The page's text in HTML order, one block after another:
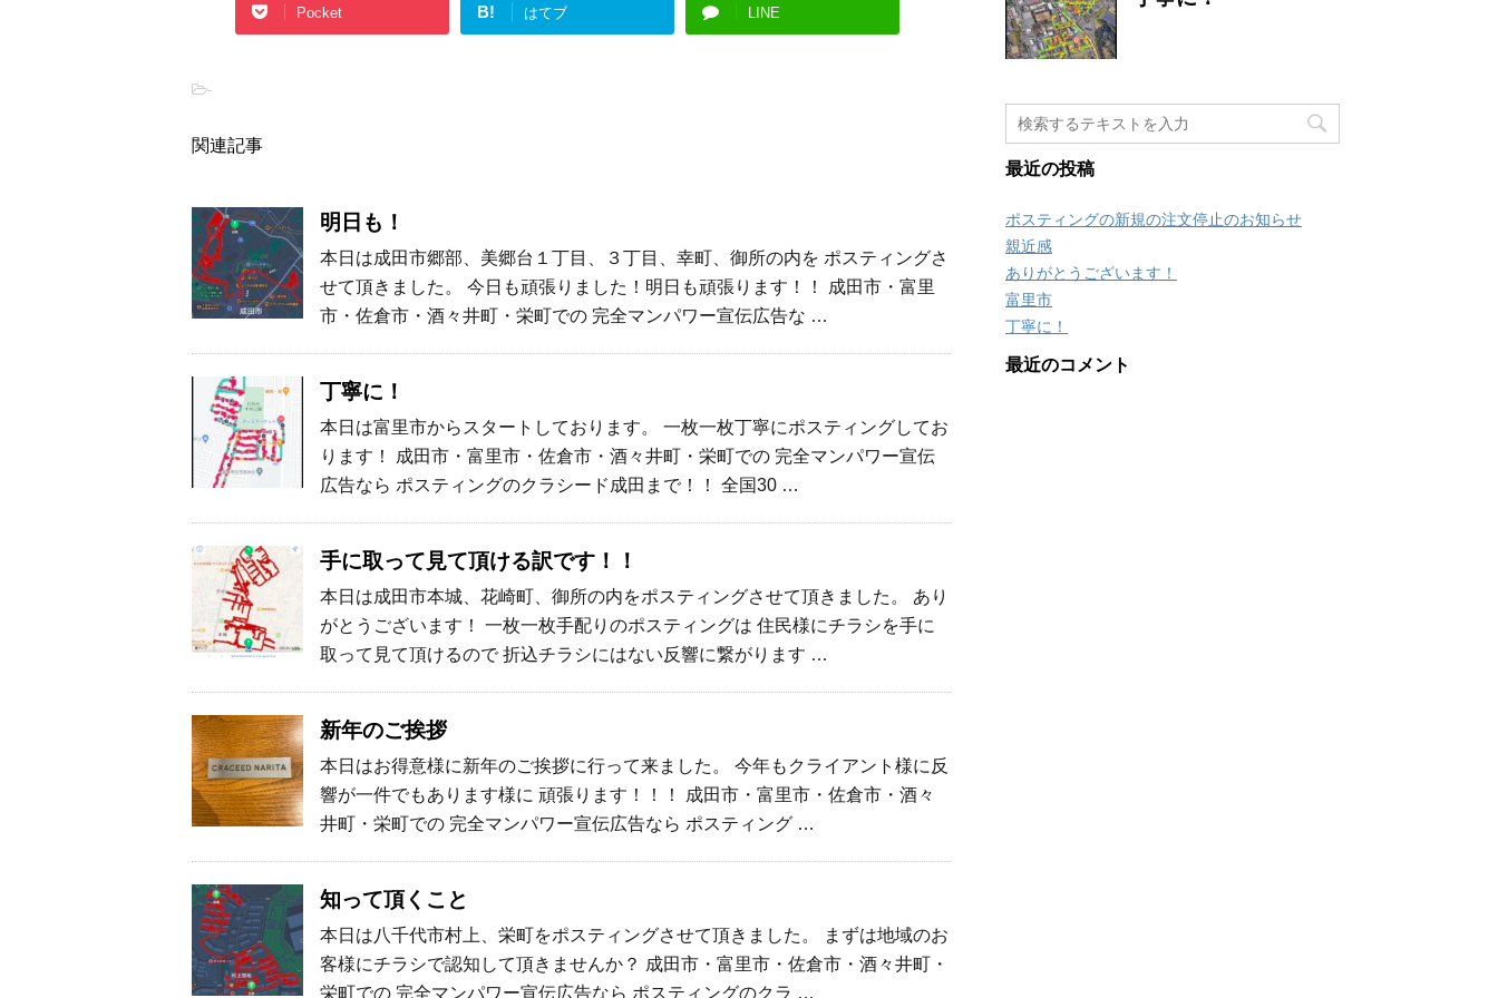
Pocket B! はてブ LINE
-
関連記事
明日も！
本日は成田市郷部、美郷台１丁目、３丁目、幸町、御所の内を ポスティングさ
せて頂きました。 今日も頑張りました！明日も頑張ります！！ 成田市・富里
市・佐倉市・酒々井町・栄町での 完全マンパワー宣伝広告な …
丁寧に！
本日は富里市からスタートしております。 一枚一枚丁寧にポスティングしてお
ります！ 成田市・富里市・佐倉市・酒々井町・栄町での 完全マンパワー宣伝
広告なら ポスティングのクラシード成田まで！！ 全国30 …
手に取って見て頂ける訳です！！
本日は成田市本城、花崎町、御所の内をポスティングさせて頂きました。 あり
がとうございます！ 一枚一枚手配りのポスティングは 住民様にチラシを手に
取って見て頂けるので 折込チラシにはない反響に繋がります …
新年のご挨拶
本日はお得意様に新年のご挨拶に行って来ました。 今年もクライアント様に反
響が一件でもあります様に 頑張ります！！！ 成田市・富里市・佐倉市・酒々
井町・栄町での 完全マンパワー宣伝広告なら ポスティング …
知って頂くこと
本日は八千代市村上、栄町をポスティングさせて頂きました。 まずは地域のお
客様にチラシで認知して頂きませんか？ 成田市・富里市・佐倉市・酒々井町・
栄町での 完全マンパワー宣伝広告なら ポスティングのクラ …
最近の投稿
ポスティングの新規の注文停止のお知らせ
親近感
ありがとうございます！
富里市
丁寧に！
最近のコメント